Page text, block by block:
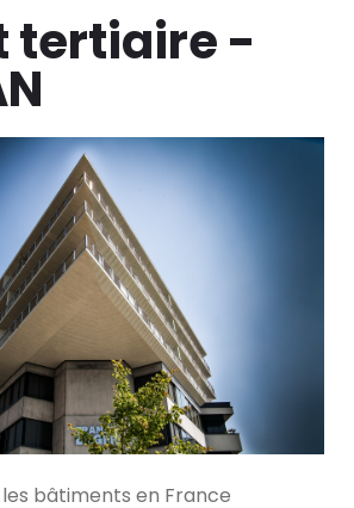
tertiaire -
bâtiments en France